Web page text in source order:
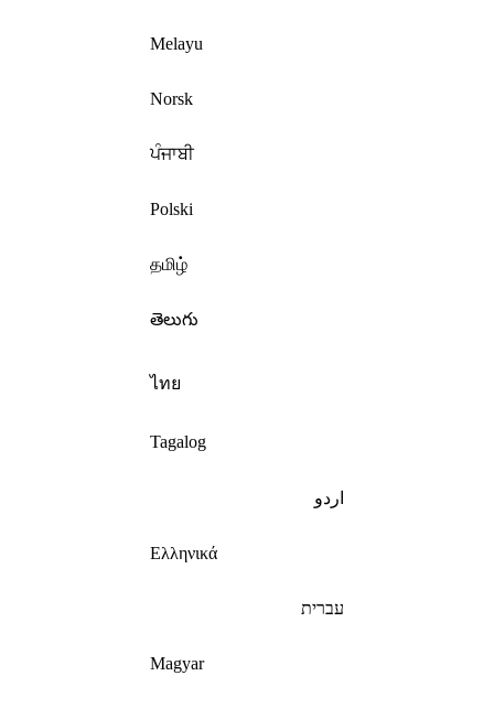
Melayu
Norsk
ਪੰਜਾਬੀ
Polski
தமிழ்
తెలుగు
ไทย
Tagalog
اردو
Ελληνικά
עברית
Magyar